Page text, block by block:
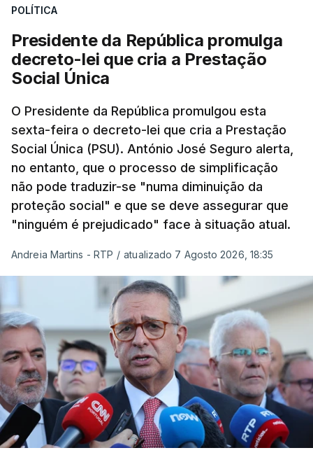
POLÍTICA
Presidente da República promulga
decreto-lei que cria a Prestação
Social Única
O Presidente da República promulgou esta
sexta-feira o decreto-lei que cria a Prestação
Social Única (PSU). António José Seguro alerta,
no entanto, que o processo de simplificação
não pode traduzir-se "numa diminuição da
proteção social" e que se deve assegurar que
"ninguém é prejudicado" face à situação atual.
Andreia Martins - RTP / atualizado 7 Agosto 2026, 18:35